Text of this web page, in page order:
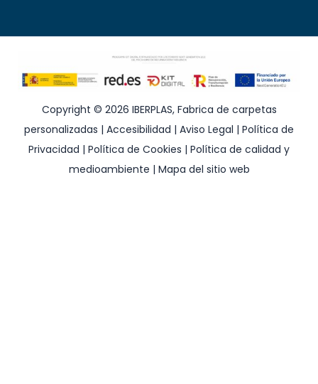
Copyright © 2026 IBERPLAS, Fabrica de carpetas
personalizadas | Accesibilidad | Aviso Legal | Política de
Privacidad | Política de Cookies | Política de calidad y
medioambiente | Mapa del sitio web